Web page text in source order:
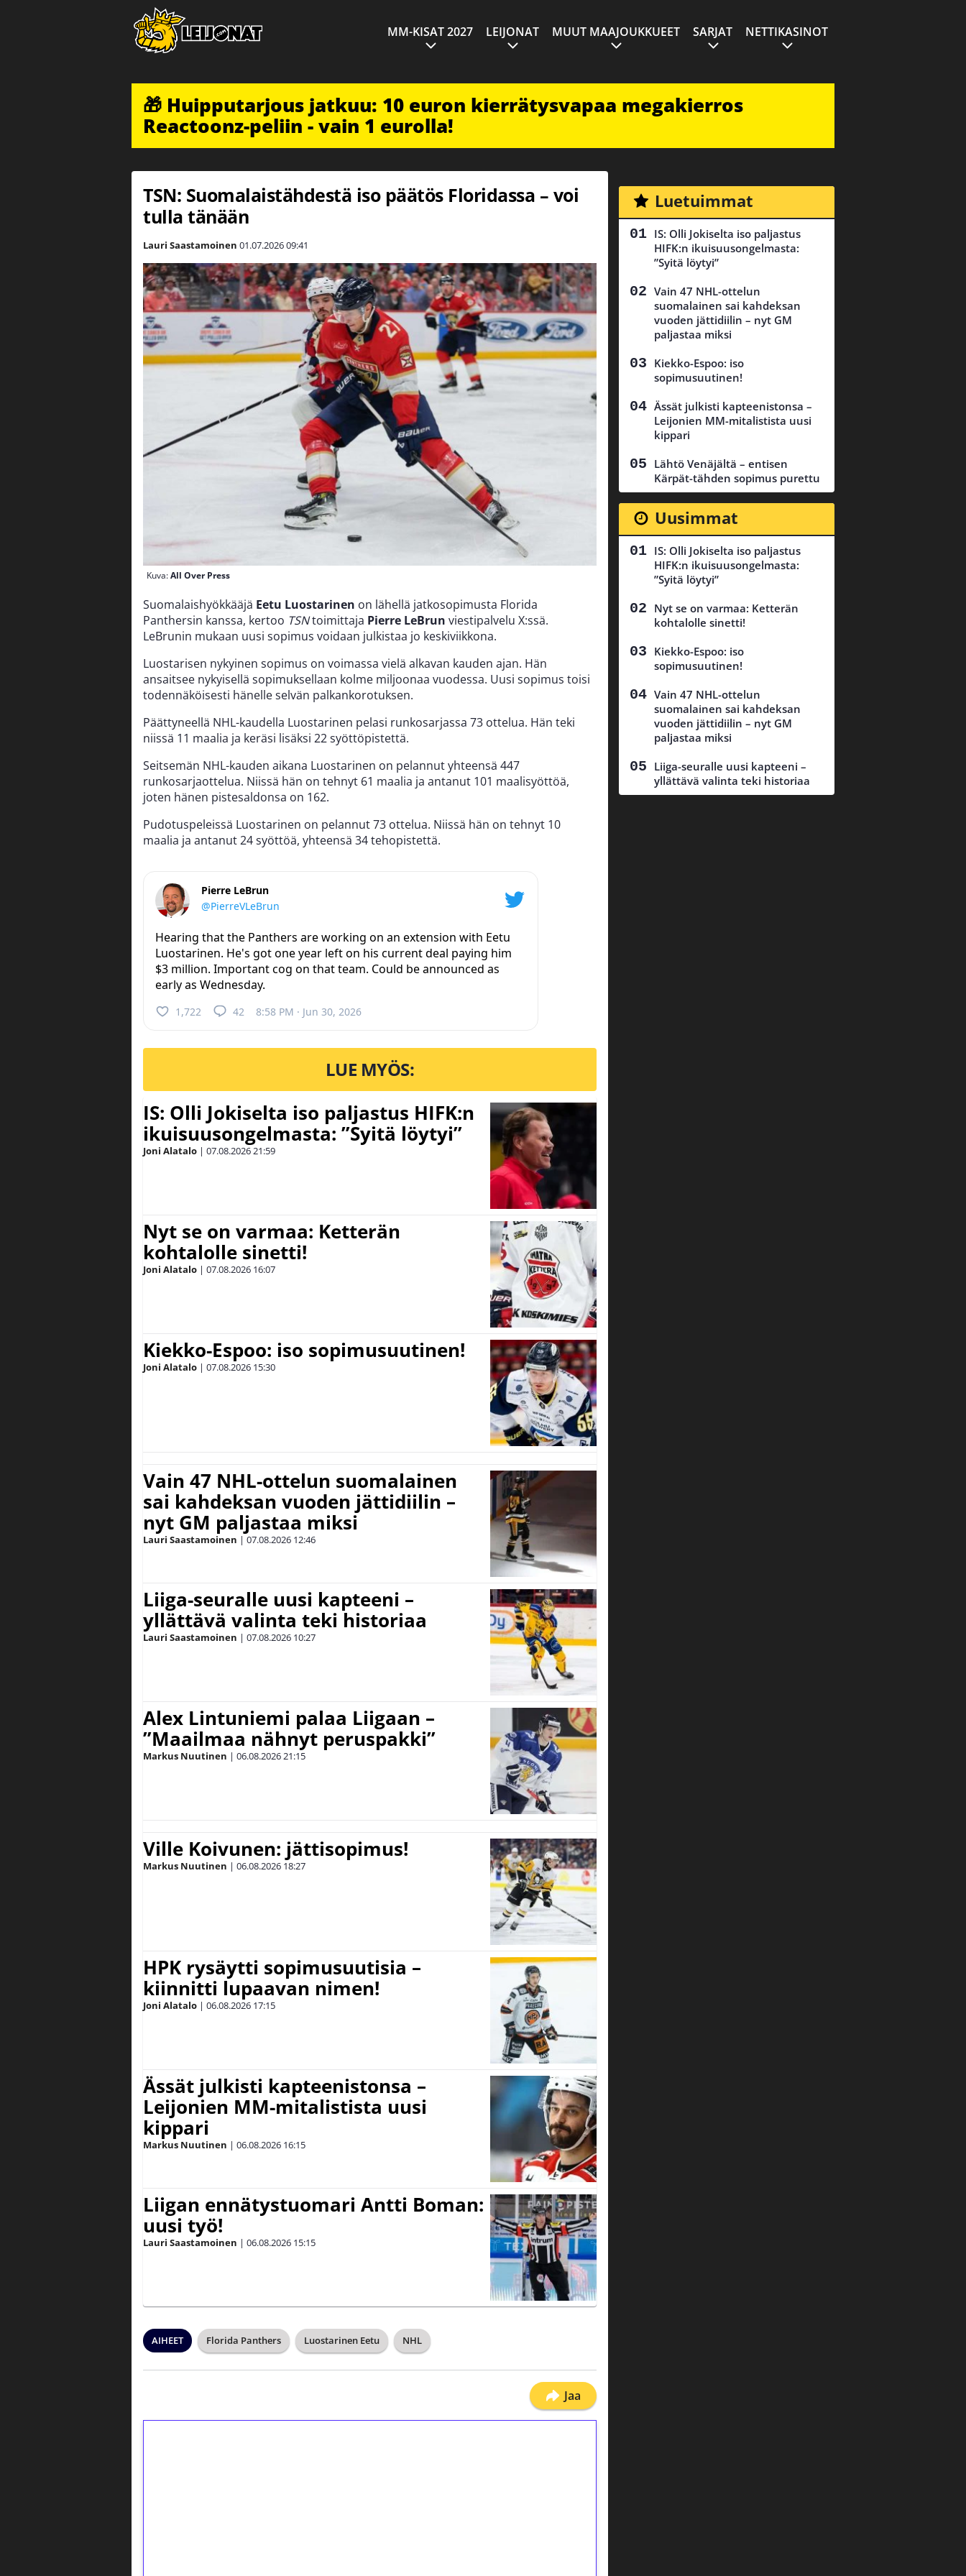
MM-KISAT 2027 LEIJONAT MUUT MAAJOUKKUEET SARJAT NETTIKASINOT
🎁 Huipputarjous jatkuu: 10 euron kierrätysvapaa megakierros
Reactoonz-peliin - vain 1 eurolla!
TSN: Suomalais­tähdestä iso päätös Floridassa – voi
tulla tänään
Lauri Saastamoinen 01.07.202609:41
Kuva:All Over Press
Suomalaishyökkääjä Eetu Luostarinen on lähellä jatkosopimusta Florida
Panthersin kanssa, kertoo TSNtoimittaja Pierre LeBrun viestipalvelu X:ssä.
LeBrunin mukaan uusi sopimus voidaan julkistaa jo keskiviikkona.
Luostarisen nykyinen sopimus on voimassa vielä alkavan kauden ajan. Hän
ansaitsee nykyisellä sopimuksellaan kolme miljoonaa vuodessa. Uusi sopimus toisi
todennäköisesti hänelle selvän palkankorotuksen.
Päättyneellä NHL-kaudella Luostarinen pelasi runkosarjassa 73 ottelua. Hän teki
niissä 11 maalia ja keräsi lisäksi 22 syöttöpistettä.
Seitsemän NHL-kauden aikana Luostarinen on pelannut yhteensä 447
runkosarjaottelua. Niissä hän on tehnyt 61 maalia ja antanut 101 maalisyöttöä,
joten hänen pistesaldonsa on 162.
Pudotuspeleissä Luostarinen on pelannut 73 ottelua. Niissä hän on tehnyt 10
maalia ja antanut 24 syöttöä, yhteensä 34 tehopistettä.
Pierre LeBrun
@PierreVLeBrun
Hearing that the Panthers are working on an extension with Eetu
Luostarinen. He's got one year left on his current deal paying him
$3 million. Important cog on that team. Could be announced as
early as Wednesday.
1,722 42 8:58 PM · Jun 30, 2026
LUE MYÖS:
IS: Olli Jokiselta iso paljastus HIFK:n
ikuisuusongelmasta: ”Syitä löytyi”
Joni Alatalo | 07.08.202621:59
Nyt se on varmaa: Ketterän
kohtalolle sinetti!
Joni Alatalo | 07.08.2026 16:07
Kiekko-Espoo: iso sopimusuutinen!
Joni Alatalo | 07.08.2026 15:30
Vain 47 NHL-ottelun suomalainen
sai kahdeksan vuoden jättidiilin –
nyt GM paljastaa miksi
Lauri Saastamoinen | 07.08.2026 12:46
Liiga-seuralle uusi kapteeni –
yllättävä valinta teki historiaa
Lauri Saastamoinen | 07.08.2026 10:27
Alex Lintuniemi palaa Liigaan –
”Maailmaa nähnyt peruspakki”
Markus Nuutinen | 06.08.202621:15
Ville Koivunen: jättisopimus!
Markus Nuutinen | 06.08.2026 18:27
HPK rysäytti sopimusuutisia –
kiinnitti lupaavan nimen!
Joni Alatalo | 06.08.2026 17:15
Ässät julkisti kapteenistonsa –
Leijonien MM-mitalistista uusi
kippari
Markus Nuutinen | 06.08.2026 16:15
Liigan ennätystuomari Antti Boman:
uusi työ!
Lauri Saastamoinen | 06.08.2026 15:15
AIHEET Florida Panthers Luostarinen Eetu NHL
Jaa
Luetuimmat
IS: Olli Jokiselta iso paljastus
HIFK:n ikuisuusongelmasta:
”Syitä löytyi”
Vain 47 NHL-ottelun
suomalainen sai kahdeksan
vuoden jättidiilin – nyt GM
paljastaa miksi
Kiekko-Espoo: iso
sopimusuutinen!
Ässät julkisti kapteenistonsa –
Leijonien MM-mitalistista uusi
kippari
Lähtö Venäjältä – entisen
Kärpät-tähden sopimus purettu
Uusimmat
IS: Olli Jokiselta iso paljastus
HIFK:n ikuisuusongelmasta:
”Syitä löytyi”
Nyt se on varmaa: Ketterän
kohtalolle sinetti!
Kiekko-Espoo: iso
sopimusuutinen!
Vain 47 NHL-ottelun
suomalainen sai kahdeksan
vuoden jättidiilin – nyt GM
paljastaa miksi
Liiga-seuralle uusi kapteeni –
yllättävä valinta teki historiaa